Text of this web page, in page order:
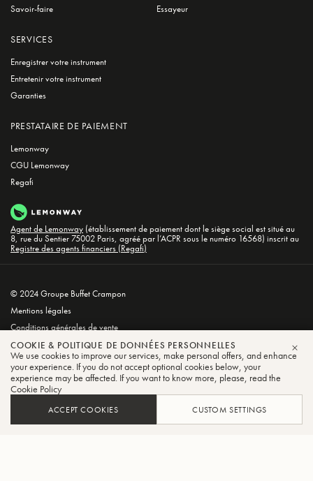
Savoir-faire
Essayeur
SERVICES
Enregistrer votre instrument
Entretenir votre instrument
Garanties
PRESTATAIRE DE PAIEMENT
Lemonway
CGU Lemonway
Regafi
Agent de Lemonway (établissement de paiement dont le siège social est situé au
8, rue du Sentier 75002 Paris, agréé par l’ACPR sous le numéro 16568) inscrit au
Registre des agents financiers (Regafi)
© 2024 Groupe Buffet Crampon
Mentions légales
Conditions générales de vente
Politique de confidentialité et de cookies
COOKIE & POLITIQUE DE DONNÉES PERSONNELLES
We use cookies to improve our services, make personal offers, and enhance
your experience. If you do not accept optional cookies below, your
experience may be affected. If you want to know more, please, read the
Cookie Policy
ACCEPT COOKIES CUSTOM SETTINGS